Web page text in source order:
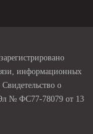
информационных
о
№ ФС77-78079 от 13